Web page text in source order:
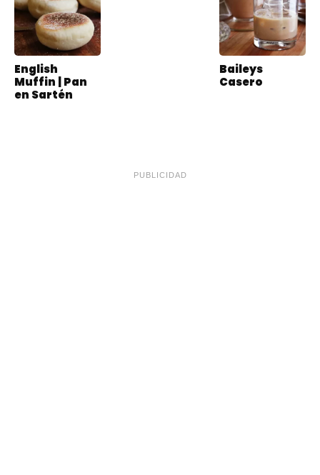
English
Muffin | Pan
en Sartén
Baileys
Casero
PUBLICIDAD